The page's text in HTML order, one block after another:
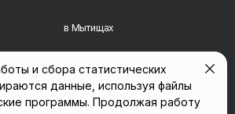
в Мытищах
в Люберцах
и сбора статистических
данные, используя файлы
программы. Продолжая работу